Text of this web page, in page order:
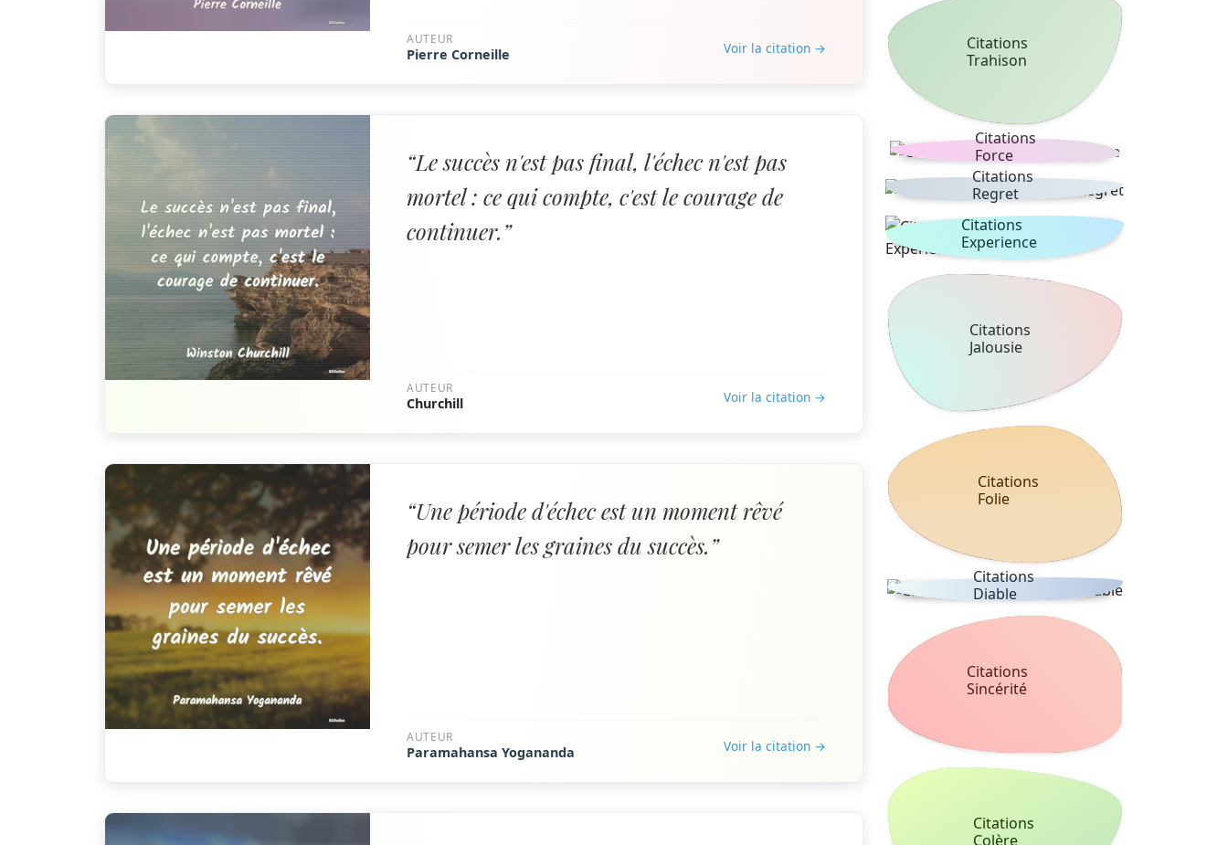
AUTEUR
Pierre Corneille Voir la citation →
“Le succès n'est pas final, l'échec n'est pas
mortel : ce qui compte, c'est le courage de
continuer.”
AUTEUR
Churchill Voir la citation →
“Une période d'échec est un moment rêvé
pour semer les graines du succès.”
AUTEUR
Paramahansa Yogananda Voir la citation →
Citations
Trahison
Citations
Force
Citations
Regret
Citations
Experience
Citations
Jalousie
Citations
Folie
Citations
Diable
Citations
Sincérité
Citations
Colère